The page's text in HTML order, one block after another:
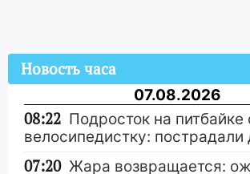
Новость часа
07.08.2026
08:22 Подросток на питбайке
велосипедистку: пострадали
07:20 Жара возвращается: